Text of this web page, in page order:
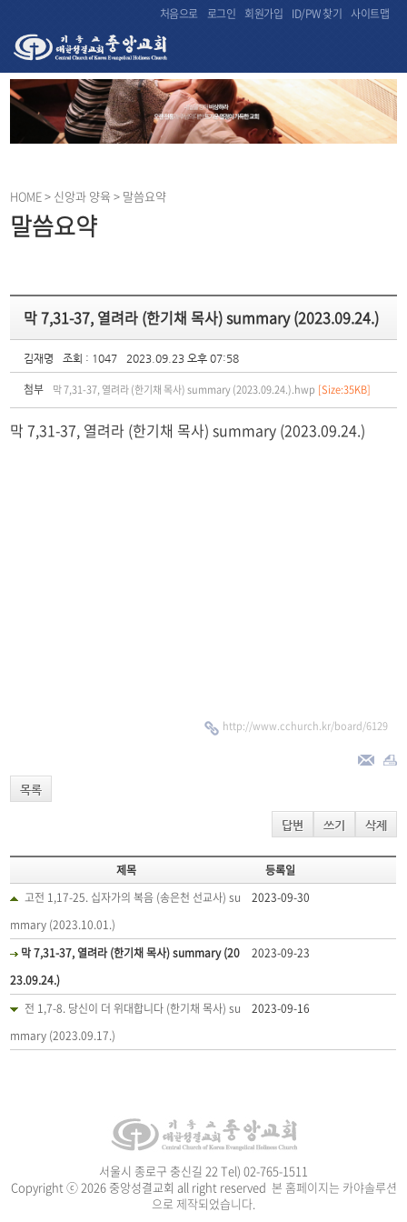
처음으로 로그인 회원가입 ID/PW 찾기 사이트맵
HOME> 신앙과 양육 > 말씀요약
말씀요약
막 7,31-37, 열려라 (한기채 목사) summary (2023.09.24.)
김재명 조회 : 1047 2023.09.23 오후 07:58
첨부 막 7,31-37, 열려라 (한기채 목사) summary (2023.09.24.).hwp [Size:35KB]
막 7,31-37, 열려라 (한기채 목사) summary (2023.09.24.)
http://www.cchurch.kr/board/6129
목록
답변 쓰기 삭제
제목
등록일
고전 1,17-25. 십자가의 복음 (송은천 선교사) su
mmary (2023.10.01.)
2023-09-30
막 7,31-37, 열려라 (한기채 목사) summary (20
23.09.24.)
2023-09-23
전 1,7-8. 당신이 더 위대합니다 (한기채 목사) su
mmary (2023.09.17.)
2023-09-16
서울시 종로구 충신길 22 Tel) 02-765-1511
Copyright ⓒ 2026 중앙성결교회 all right reserved 본 홈페이지는 카야솔루션
으로 제작되었습니다.